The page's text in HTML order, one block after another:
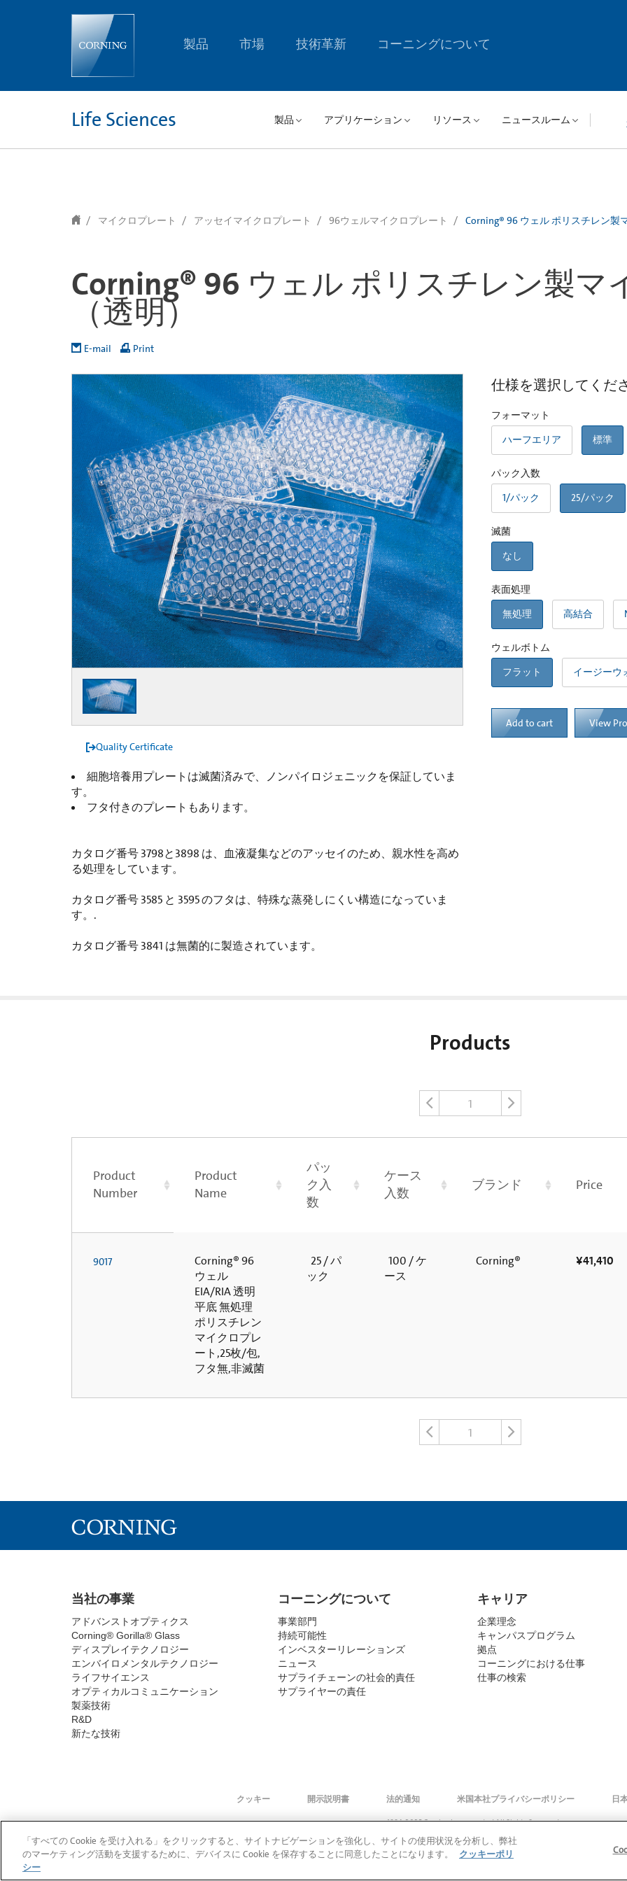
製品 市場 技術革新 コーニングについて
Life Sciences 製品 アプリケーション リソース ニュースルーム
マイクロプレート アッセイマイクロプレート 96ウェルマイクロプレート Corning® 96 ウェル ポリスチレン製
Corning® 96 ウェル ポリスチレン製マ
（透明）
E-mail Print
Quality Certificate
細胞培養用プレートは滅菌済みで、ノンパイロジェニックを保証していま
す。
フタ付きのプレートもあります。
カタログ番号 3798と3898 は、血液凝集などのアッセイのため、親水性を高め
る処理をしています。
カタログ番号 3585 と 3595 のフタは、特殊な蒸発しにくい構造になっていま
す。.
カタログ番号 3841 は無菌的に製造されています。
仕様を選択してくだ
フォーマット
ハーフエリア
標準
パック入数
1/パック
25/パック
滅菌
なし
表面処理
無処理
高結合
ウェルボトム
フラット
イージーウ
Add to cart View
Products
1
Product
Number
Product
Name
パッ
ク入
数
ケース
入数
ブランド Price
9017
Corning® 96
ウェル
EIA/RIA 透明
平底 無処理
ポリスチレン
マイクロプレ
ート,25枚/包,
フタ無,非滅菌
25 / パ
ック
100 / ケ
ース
Corning® ¥41,410
1
当社の事業
アドバンストオプティクス
Corning® Gorilla® Glass
ディスプレイテクノロジー
エンバイロメンタルテクノロジー
ライフサイエンス
オプティカルコミュニケーション
製薬技術
R&D
新たな技術
コーニングについて
事業部門
持続可能性
インベスターリレーションズ
ニュース
サプライチェーンの社会的責任
サプライヤーの責任
キャリア
企業理念
キャンパスプログラム
拠点
コーニングにおける仕事
仕事の検索
クッキー 開示説明書 法的通知 米国本社プライバシーポリシー 日
© 1994-2025 Corning Incorporated All Rights Reserved.
「すべての Cookie を受け入れる」をクリックすると、サイトナビゲーションを強化し、サイトの使用状況を分析し、弊社
のマーケティング活動を支援するために、デバイスに Cookie を保存することに同意したことになります。
クッキーポリ
シー